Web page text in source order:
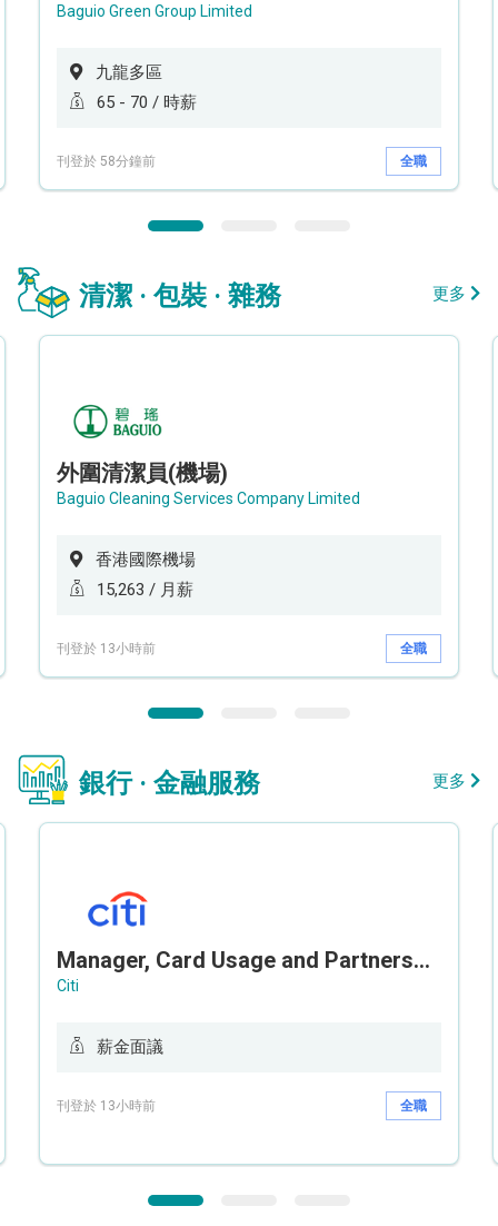
Baguio Green Group Limited
九龍多區
65 - 70 / 時薪
刊登於 58分鐘前 全職
清潔 · 包裝 · 雜務 更多
外圍清潔員(機場)
Baguio Cleaning Services Company Limited
香港國際機場
15,263 / 月薪
刊登於 13小時前 全職
銀行 · 金融服務 更多
Manager, Card Usage and Partnership
Citi
薪金面議
刊登於 13小時前 全職